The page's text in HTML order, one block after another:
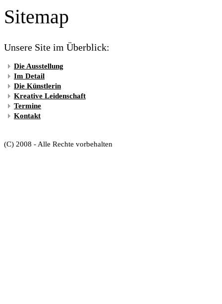
Sitemap
Unsere Site im Überblick:
Die Ausstellung
Im Detail
Die Künstlerin
Kreative Leidenschaft
Termine
Kontakt
(C) 2008 - Alle Rechte vorbehalten